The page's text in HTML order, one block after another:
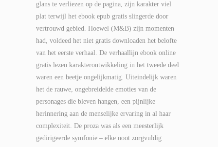
glans te verliezen op de pagina, zijn karakter viel
plat terwijl het ebook epub gratis slingerde door
vertrouwd gebied. Hoewel (M&B) zijn momenten
had, voldeed het niet gratis downloaden het belofte
van het eerste verhaal. De verhaallijn ebook online
gratis lezen karakterontwikkeling in het tweede deel
waren een beetje ongelijkmatig. Uiteindelijk waren
het de rauwe, ongebreidelde emoties van de
personages die bleven hangen, een pijnlijke
herinnering aan de menselijke ervaring in al haar
complexiteit. De proza was als een meesterlijk
gedirigeerde symfonie – elke noot zorgvuldig